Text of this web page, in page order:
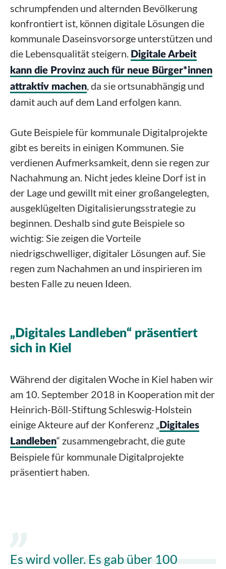
schrumpfenden und alternden Bevölkerung
konfrontiert ist, können digitale Lösungen die
kommunale Daseinsvorsorge unterstützen und
die Lebensqualität steigern. Digitale Arbeit
kann die Provinz auch für neue Bürger*innen
attraktiv machen, da sie ortsunabhängig und
damit auch auf dem Land erfolgen kann.
Gute Beispiele für kommunale Digitalprojekte
gibt es bereits in einigen Kommunen. Sie
verdienen Aufmerksamkeit, denn sie regen zur
Nachahmung an. Nicht jedes kleine Dorf ist in
der Lage und gewillt mit einer großangelegten,
ausgeklügelten Digitalisierungsstrategie zu
beginnen. Deshalb sind gute Beispiele so
wichtig: Sie zeigen die Vorteile
niedrigschwelliger, digitaler Lösungen auf. Sie
regen zum Nachahmen an und inspirieren im
besten Falle zu neuen Ideen.
„Digitales Landleben“ präsentiert
sich in Kiel
Während der digitalen Woche in Kiel haben wir
am 10. September 2018 in Kooperation mit der
Heinrich-Böll-Stiftung Schleswig-Holstein
einige Akteure auf der Konferenz „ Digitales
Landleben“ zusammengebracht, die gute
Beispiele für kommunale Digitalprojekte
präsentiert haben.
Es wird voller. Es gab über 100